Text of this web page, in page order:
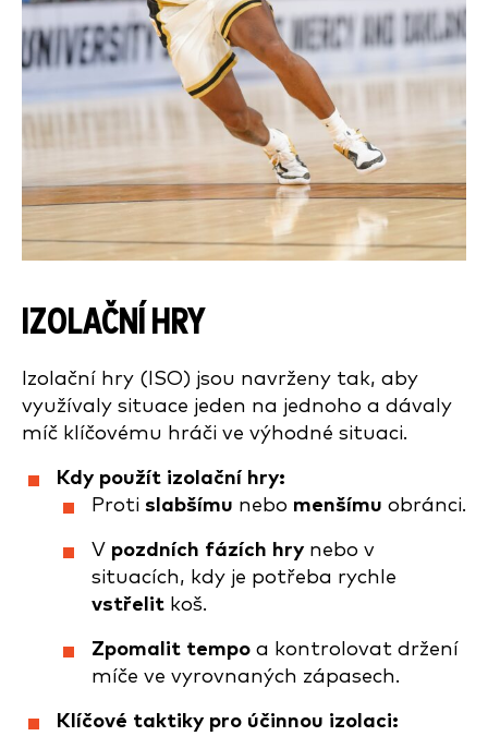
IZOLAČNÍ HRY
Izolační hry (ISO) jsou navrženy tak, aby
využívaly situace jeden na jednoho a dávaly
míč klíčovému hráči ve výhodné situaci.
Kdy použít izolační hry:
Proti slabšímu nebo menšímu obránci.
V pozdních fázích hry nebo v
situacích, kdy je potřeba rychle
vstřelit koš.
Zpomalit tempo a kontrolovat držení
míče ve vyrovnaných zápasech.
Klíčové taktiky pro účinnou izolaci: